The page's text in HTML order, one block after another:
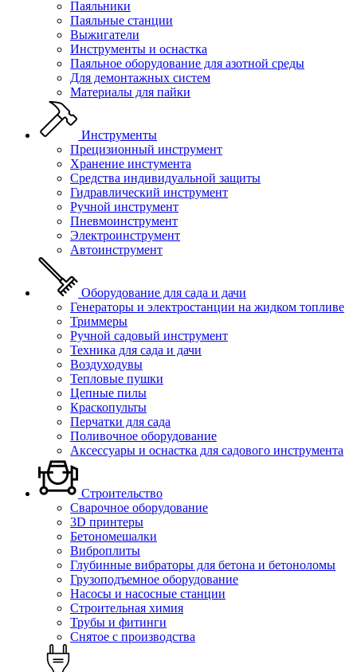
Паяльники
Паяльные станции
Выжигатели
Инструменты и оснастка
Паяльное оборудование для азотной среды
Для демонтажных систем
Материалы для пайки
Инструменты
Прецизионный инструмент
Хранение инстумента
Средства индивидуальной защиты
Гидравлический инструмент
Ручной инструмент
Пневмоинструмент
Электроинструмент
Автоинструмент
Оборудование для сада и дачи
Генераторы и электростанции на жидком топливе
Триммеры
Ручной садовый инструмент
Техника для сада и дачи
Воздуходувы
Тепловые пушки
Цепные пилы
Краскопульты
Перчатки для сада
Поливочное оборудование
Аксессуары и оснастка для садового инструмента
Строительство
Сварочное оборудование
3D принтеры
Бетономешалки
Виброплиты
Глубинные вибраторы для бетона и бетоноломы
Грузоподъемное оборудование
Насосы и насосные станции
Строительная химия
Трубы и фитинги
Снятое с производства